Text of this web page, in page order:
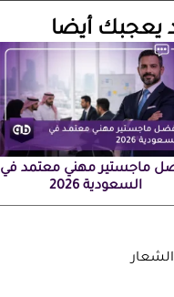
يعجبك أيضا‏
ماجستير مهني معتمد في
السعودية 2026